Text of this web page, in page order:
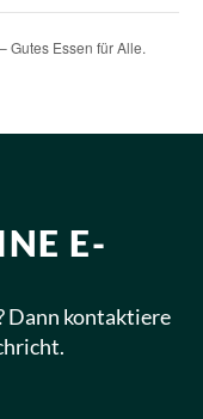
Gutes Essen für Alle.
E-
Dann kontaktiere